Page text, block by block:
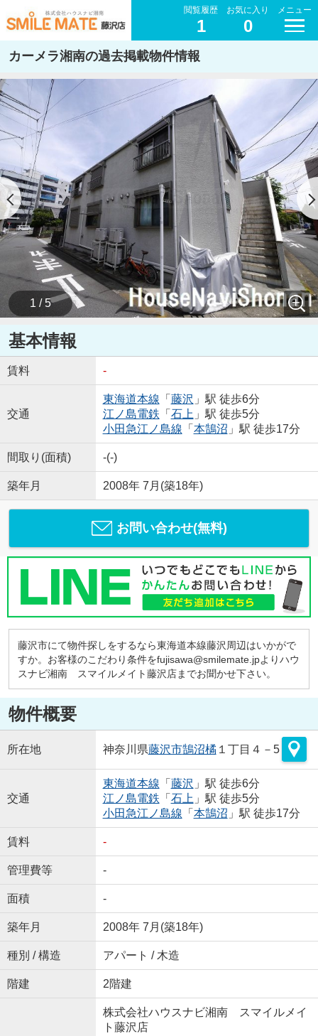
閲覧履歴
1
お気に入り
0
メニュー
カーメラ湘南の過去掲載物件情報
1 / 5
基本情報
賃料 -
交通
東海道本線 「 藤沢 」駅 徒歩6分
江ノ島電鉄 「 石上 」駅 徒歩5分
小田急江ノ島線 「 本鵠沼 」駅 徒歩17分
間取り(面積) -(-)
築年月 2008年 7月(築18年)
お問い合わせ(無料)
藤沢市にて物件探しをするなら東海道本線藤沢周辺はいかがで
すか。お客様のこだわり条件をfujisawa@smilemate.jpよりハウ
スナビ湘南 スマイルメイト藤沢店までお聞かせ下さい。
物件概要
所在地 神奈川県藤沢市鵠沼橘 １丁目４－5
交通
東海道本線 「 藤沢 」駅 徒歩6分
江ノ島電鉄 「 石上 」駅 徒歩5分
小田急江ノ島線 「 本鵠沼 」駅 徒歩17分
賃料 -
管理費等 -
面積 -
築年月 2008年 7月(築18年)
種別 / 構造 アパート / 木造
階建 2階建
株式会社ハウスナビ湘南 スマイルメイ
ト藤沢店